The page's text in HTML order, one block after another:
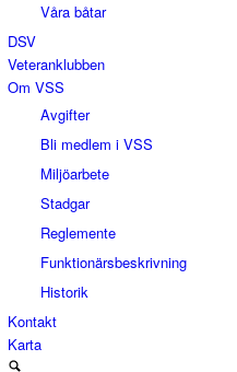
Våra båtar
DSV
Veteranklubben
Om VSS
Avgifter
Bli medlem i VSS
Miljöarbete
Stadgar
Reglemente
Funktionärsbeskrivning
Historik
Kontakt
Karta